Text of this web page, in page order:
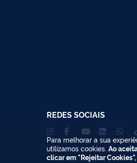
REDES SOCIAIS
Para melhorar a sua
utilizamos cookies. Ao
clicar em "Rejeitar